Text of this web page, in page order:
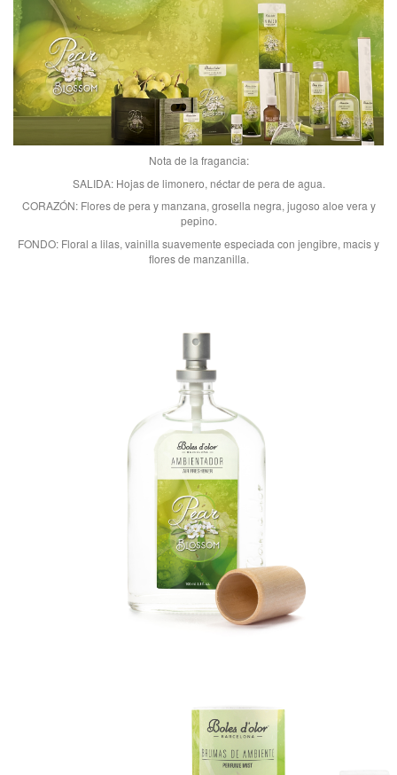
Nota de la fragancia:
SALIDA: Hojas de limonero, néctar de pera de agua.
CORAZÓN: Flores de pera y manzana, grosella negra, jugoso aloe vera y
pepino.
FONDO: Floral a lilas, vainilla suavemente especiada con jengibre, macis y
flores de manzanilla.